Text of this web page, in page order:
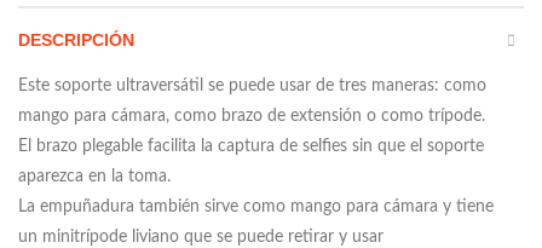
DESCRIPCIÓN
Este soporte ultraversátil se puede usar de tres maneras: como
mango para cámara, como brazo de extensión o como trípode.
El brazo plegable facilita la captura de selfies sin que el soporte
aparezca en la toma.
La empuñadura también sirve como mango para cámara y tiene
un minitrípode liviano que se puede retirar y usar